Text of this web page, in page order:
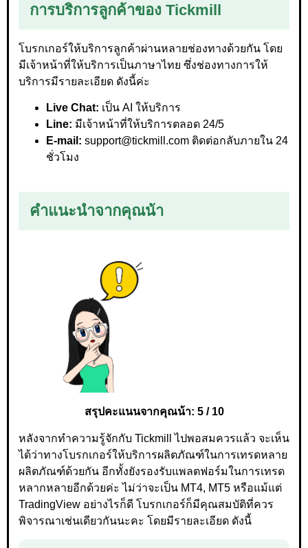
การบริการลูกค้าของ Tickmill
โบรกเกอร์ให้บริการลูกค้าผ่านหลายช่องทางด้วยกัน โดย
มีเจ้าหน้าที่ให้บริการเป็นภาษาไทย ซึ่งช่องทางการให้
บริการมีรายละเอียด ดังนี้ค่ะ
Live Chat: เป็น AI ให้บริการ
Line: มีเจ้าหน้าที่ให้บริการตลอด 24/5
E-mail: support@tickmill.com ติดต่อกลับภายใน 24
ชั่วโมง
คำแนะนำจากคุณน้า
สรุปคะแนนจากคุณน้า: 5 / 10
หลังจากทำความรู้จักกับ Tickmill ไปพอสมควรแล้ว จะเห็น
ได้ว่าทางโบรกเกอร์ให้บริการผลิตภัณฑ์ในการเทรดหลาย
ผลิตภัณฑ์ด้วยกัน อีกทั้งยังรองรับแพลตฟอร์มในการเทรด
หลากหลายอีกด้วยค่ะ ไม่ว่าจะเป็น MT4, MT5 หรือแม้แต่
TradingView อย่างไรก็ดี โบรกเกอร์ก็มีคุณสมบัติที่ควร
พิจารณาเช่นเดียวกันนะคะ โดยมีรายละเอียด ดังนี้